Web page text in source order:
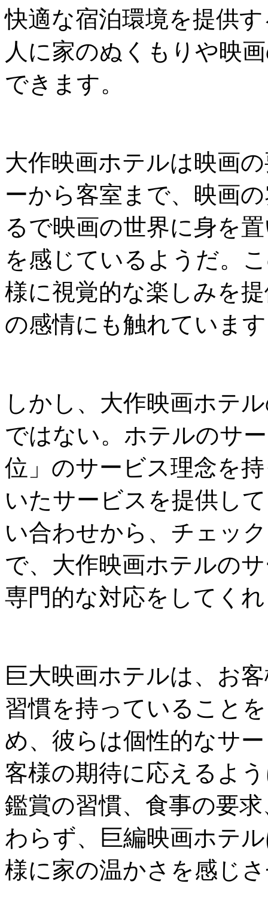
快適な宿泊環境を提供
人に家のぬくもりや映
できます。
大作映画ホテルは映画
ーから客室まで、映画
るで映画の世界に身を
を感じているようだ。
様に視覚的な楽しみを
の感情にも触れていま
しかし、大作映画ホテ
ではない。ホテルのサ
位」のサービス理念を
いたサービスを提供し
い合わせから、チェッ
で、大作映画ホテルの
専門的な対応をしてく
巨大映画ホテルは、お
習慣を持っていること
め、彼らは個性的なサ
客様の期待に応えるよ
鑑賞の習慣、食事の要
わらず、巨編映画ホテ
様に家の温かさを感じ